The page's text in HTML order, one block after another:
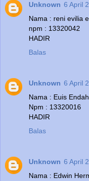
Unknown 6 April
Nama : reni evilia
npm : 13320042
HADIR
Balas
Unknown 6 April
Nama : Euis
Npm : 13320016
HADIR
Balas
Unknown 6 April
Nama : Edwin